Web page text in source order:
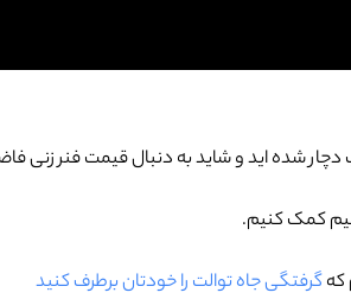
دچار شده اید و شاید به دنبال قیمت فنر زنی
کمک کنیم.
کهگرفتگی جاه توالت را خودتان برطرف کنید